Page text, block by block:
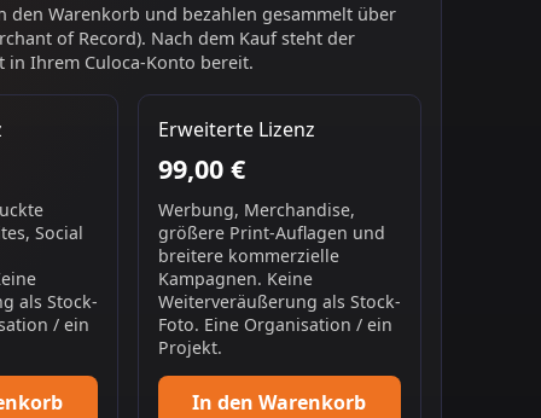
den Warenkorb und bezahlen gesammelt über
of Record). Nach dem Kauf steht der
in Ihrem Culoca-Konto bereit.
Social
als Stock-
/ ein
Erweiterte Lizenz
99,00 €
Werbung, Merchandise,
größere Print-Auflagen und
breitere kommerzielle
Kampagnen. Keine
Weiterveräußerung als Stock-
Foto. Eine Organisation / ein
Projekt.
In den Warenkorb